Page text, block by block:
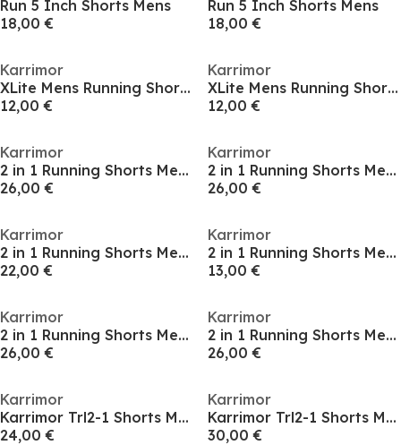
Run 5 Inch Shorts Mens
18,00 €
Run 5 Inch Shorts Mens
18,00 €
Karrimor
XLite Mens Running Short Sleeve Top
12,00 €
Karrimor
XLite Mens Running Short Sleeve Top
12,00 €
Karrimor
2 in 1 Running Shorts Mens
26,00 €
Karrimor
2 in 1 Running Shorts Mens
26,00 €
Karrimor
2 in 1 Running Shorts Mens
22,00 €
Karrimor
2 in 1 Running Shorts Mens
13,00 €
Karrimor
2 in 1 Running Shorts Mens
26,00 €
Karrimor
2 in 1 Running Shorts Mens
26,00 €
Karrimor
Karrimor Trl2-1 Shorts Mens
24,00 €
Karrimor
Karrimor Trl2-1 Shorts Mens
30,00 €